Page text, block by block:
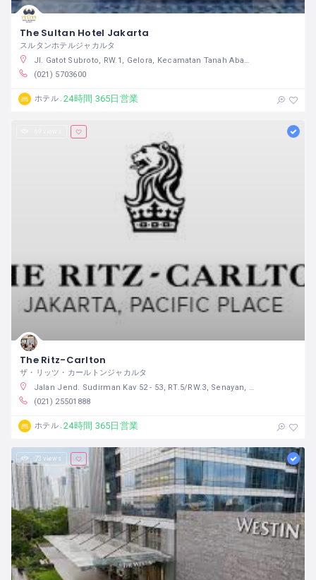
The Sultan Hotel Jakarta
スルタンホテルジャカルタ
Jl. Gatot Subroto, RW.1, Gelora, Kecamatan Tanah Abang, Kota Jakarta Pusat, Daerah Khusus Ibukota Jakarta, インドネシア
(021) 5703600
ホテル 24時間 365日営業
The Ritz-Carlton
ザ・リッツ・カールトンジャカルタ
Jalan Jend. Sudirman Kav 52 - 53, RT.5/RW.3, Senayan, Kebayoran Baru, RT.5/RW.3, Senayan, Kec. Kby. Baru, Kota Jakarta Selatan, Daerah Khusus Ibukota Jakarta 12190 インドネシア
(021) 25501888
ホテル 24時間 365日営業
73 views